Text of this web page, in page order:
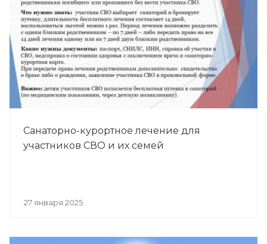
Санаторно-курортное лечение для
участников СВО и их семей
27 января 2025